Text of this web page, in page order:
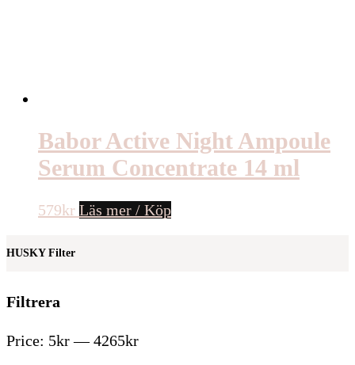
Babor Active Night Ampoule
Serum Concentrate 14 ml
579kr Läs mer / Köp
HUSKY Filter
Filtrera
Price: 5kr—4265kr